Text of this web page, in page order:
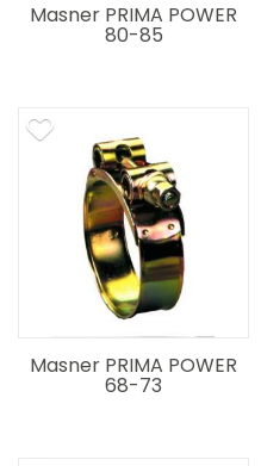
Masner PRIMA POWER
80-85
Masner PRIMA POWER
68-73